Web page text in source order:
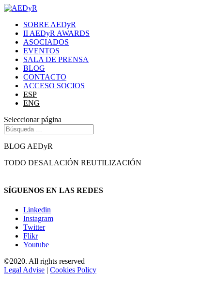
SOBRE AEDyR
II AEDyR AWARDS
ASOCIADOS
EVENTOS
SALA DE PRENSA
BLOG
CONTACTO
ACCESO SOCIOS
ESP
ENG
Seleccionar página
BLOG AEDyR
TODO DESALACIÓN REUTILIZACIÓN
SÍGUENOS EN LAS REDES
Linkedin
Instagram
Twitter
Flikr
Youtube
©2020. All rights reserved
Legal Advise | Cookies Policy